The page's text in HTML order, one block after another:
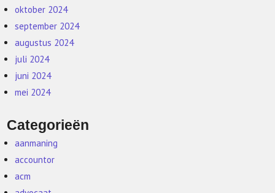
oktober 2024
september 2024
augustus 2024
juli 2024
juni 2024
mei 2024
Categorieën
aanmaning
accountor
acm